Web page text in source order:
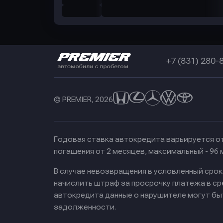
+7 (831) 280-
© PREMIER, 2026
Годовая ставка автокредита варьируется
погашения от 2 месяцев, максимальный - 96
В случае невозвращения в условленный
начислить штраф за просрочку платежа в
автокредита данные о нарушителе могут
задолженности.